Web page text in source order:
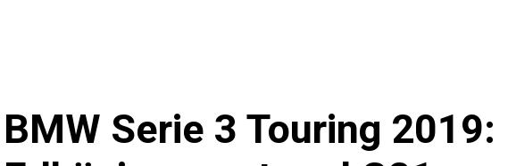
BMW Serie 3 Touring 2019: